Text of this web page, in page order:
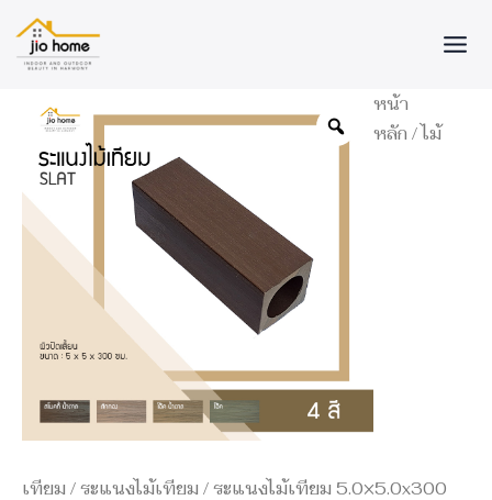
Skip
to
content
หน้า
หลัก / ไม้
เทียม / ระแนงไม้เทียม / ระแนงไม้เทียม 5.0×5.0x300
ระแนง
เทียม
5.0x5.0x300
ซม.
ชิ้น